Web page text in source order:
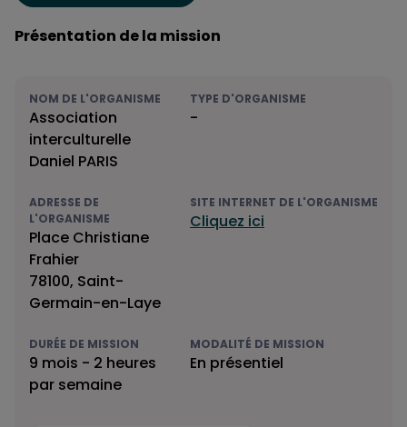
Présentation de la mission
NOM DE L'ORGANISME
Association
interculturelle
Daniel PARIS
TYPE D'ORGANISME
-
ADRESSE DE
L'ORGANISME
Place Christiane
Frahier
78100, Saint-
Germain-en-Laye
SITE INTERNET DE L'ORGANISME
Cliquez ici
DURÉE DE MISSION
9 mois - 2 heures
par semaine
MODALITÉ DE MISSION
En présentiel